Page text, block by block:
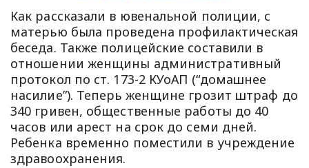
Как рассказали в ювенальной полиции, с
матерью была проведена профилактическая
беседа. Также полицейские составили в
отношении женщины административный
протокол по ст. 173-2 КУоАП (“домашнее
насилие”). Теперь женщине грозит штраф до
340 гривен, общественные работы до 40
часов или арест на срок до семи дней.
Ребенка временно поместили в учреждение
здравоохранения.